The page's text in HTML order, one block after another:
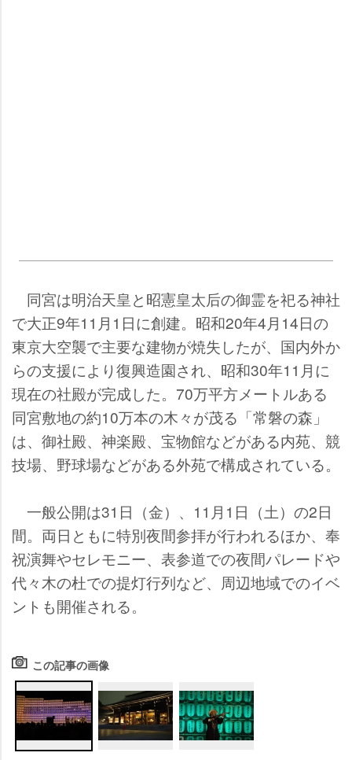
同宮は明治天皇と昭憲皇太后の御霊を祀る神社
で大正9年11月1日に創建。昭和20年4月14日の
東京大空襲で主要な建物が焼失したが、国内外か
らの支援により復興造園され、昭和30年11月に
現在の社殿が完成した。70万平方メートルある
同宮敷地の約10万本の木々が茂る「常磐の森」
は、御社殿、神楽殿、宝物館などがある内苑、競
技場、野球場などがある外苑で構成されている。
一般公開は31日（金）、11月1日（土）の2日
間。両日ともに特別夜間参拝が行われるほか、奉
祝演舞やセレモニー、表参道での夜間パレード
代々木の杜での提灯行列など、周辺地域でのイベ
ントも開催される。
この記事の画像